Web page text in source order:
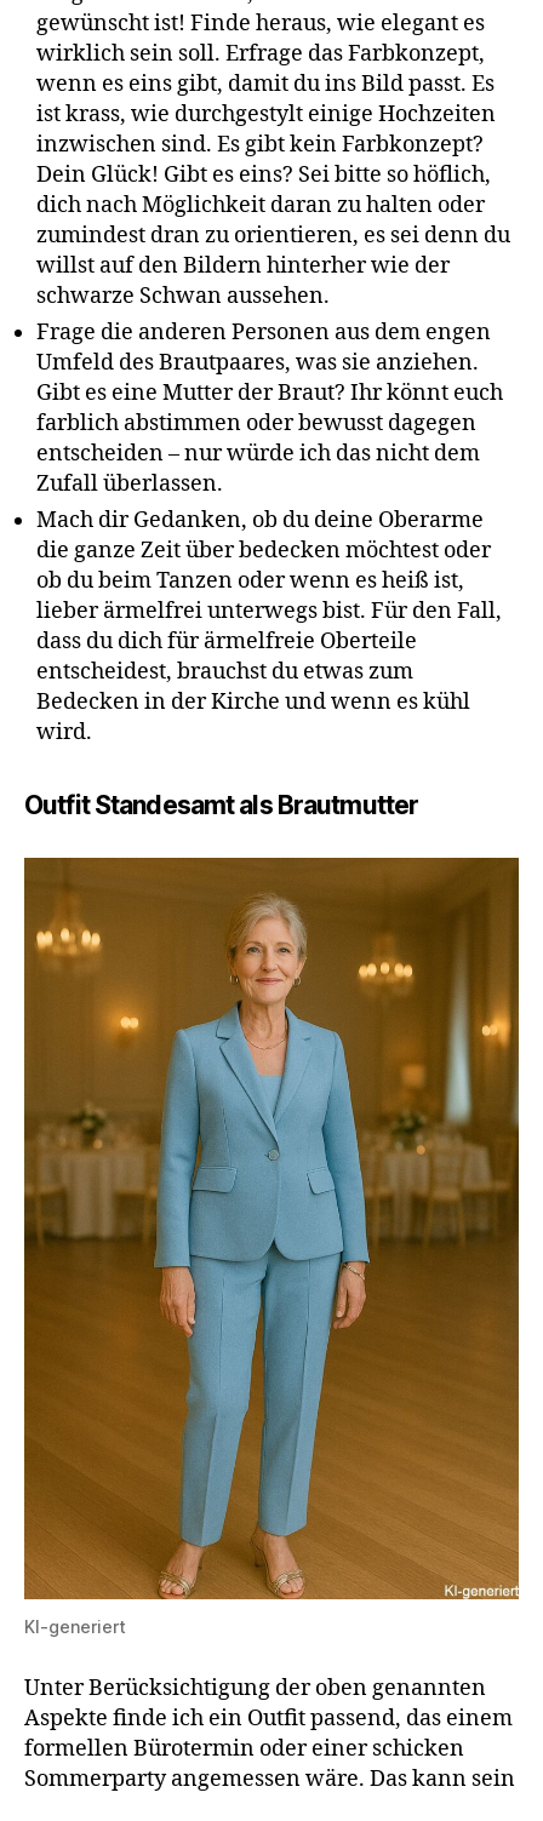
gewünscht ist! Finde heraus, wie elegant es
wirklich sein soll. Erfrage das Farbkonzept,
wenn es eins gibt, damit du ins Bild passt. Es
ist krass, wie durchgestylt einige Hochzeiten
inzwischen sind. Es gibt kein Farbkonzept?
Dein Glück! Gibt es eins? Sei bitte so höflich,
dich nach Möglichkeit daran zu halten oder
zumindest dran zu orientieren, es sei denn du
willst auf den Bildern hinterher wie der
schwarze Schwan aussehen.
Frage die anderen Personen aus dem engen
Umfeld des Brautpaares, was sie anziehen.
Gibt es eine Mutter der Braut? Ihr könnt euch
farblich abstimmen oder bewusst dagegen
entscheiden – nur würde ich das nicht dem
Zufall überlassen.
Mach dir Gedanken, ob du deine Oberarme
die ganze Zeit über bedecken möchtest oder
ob du beim Tanzen oder wenn es heiß ist,
lieber ärmelfrei unterwegs bist. Für den Fall,
dass du dich für ärmelfreie Oberteile
entscheidest, brauchst du etwas zum
Bedecken in der Kirche und wenn es kühl
wird.
Outfit Standesamt als Brautmutter
KI-generiert
Unter Berücksichtigung der oben genannten
Aspekte finde ich ein Outfit passend, das einem
formellen Bürotermin oder einer schicken
Sommerparty angemessen wäre. Das kann sein